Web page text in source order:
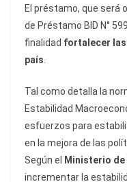
El préstamo, que será
de Préstamo BID N°
finalidad fortalecer las
país.
Tal como detalla la
Estabilidad
esfuerzos para
en la mejora de las
Según el
Ministerio de
incrementar la